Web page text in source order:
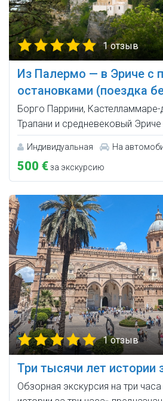
1 отзыв
Из Палермо — в Эриче с
остановками (поездка
Борго Паррини,
Трапани и средневековый
Индивидуальная На
500 €за экскурсию
1 отзыв
Три тысячи лет истории
Обзорная экскурсия на три часа